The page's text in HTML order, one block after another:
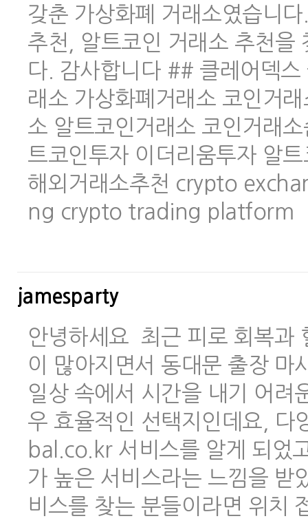
갖춘 가상화폐 거래소였습니
추천, 알트코인 거래소 추천을
다. 감사합니다 ## 클레어덱
래소 가상화폐거래소 코인거
소 알트코인거래소 코인거래
트코인투자 이더리움투자 알
해외거래소추천 crypto
ng crypto trading platform
jamesparty
안녕하세요 최근 피로 회복과
이 많아지면서 동대문 출장 마
일상 속에서 시간을 내기 어려
우 효율적인 선택지인데요,
bal.co.kr 서비스를 알게 되었
가 높은 서비스라는 느낌을 받
비스를 찾는 분들이라면 위치